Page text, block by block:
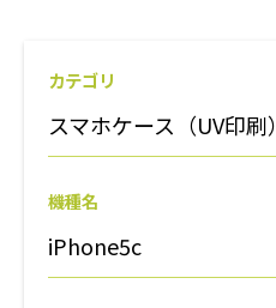
カテゴリ
スマホケース（UV印刷）
機種名
iPhone5c